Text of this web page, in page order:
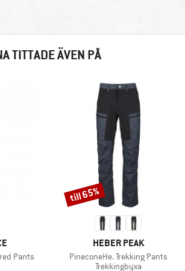
TITTADE ÄVEN PÅ
Pants
VARUMÄRKE
HEBER PEAK
Produkter
PineconeHe. Trekking Pants
Produktgrupp
Trekkingbyxa
Rabatt
till 65%